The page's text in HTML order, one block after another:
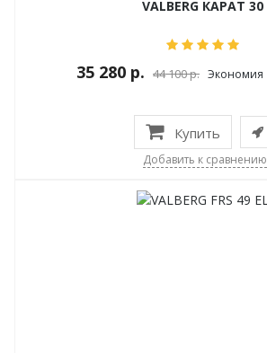
VALBERG КАРАТ 30
35 280 р. 44 100 р. Экономия
Купить
Добавить к сравнению